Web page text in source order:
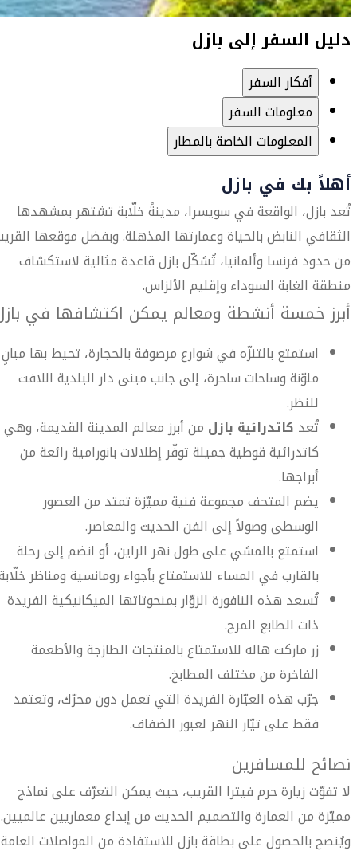
دليل السفر إلى بازل
أفكار السفر
معلومات السفر
المعلومات الخاصة بالمطار
أهلاً بك في بازل
تُعد بازل، الواقعة في سويسرا، مدينةً خلّابة تشتهر بمشهدها
الثقافي النابض بالحياة وعمارتها المذهلة. وبفضل موقعها
من حدود فرنسا وألمانيا، تُشكّل بازل قاعدة مثالية لاستكشاف
منطقة الغابة السوداء وإقليم الألزاس.
أبرز خمسة أنشطة ومعالم يمكن اكتشافها في
استمتع بالتنزّه في شوارع مرصوفة بالحجارة، تحيط بها مبانٍ
ملوّنة وساحات ساحرة، إلى جانب مبنى دار البلدية اللافت
للنظر.
تُعد كاتدرائية بازل من أبرز معالم المدينة القديمة، وهي
كاتدرائية قوطية جميلة توفّر إطلالات بانورامية رائعة من
أبراجها.
يضم المتحف مجموعة فنية مميّزة تمتد من العصور
الوسطى وصولاً إلى الفن الحديث والمعاصر.
استمتع بالمشي على طول نهر الراين، أو انضم إلى رحلة
بالقارب في المساء للاستمتاع بأجواء رومانسية ومناظر
تُسعد هذه النافورة الزوّار بمنحوتاتها الميكانيكية الفريدة
ذات الطابع المرح.
زر ماركت هاله للاستمتاع بالمنتجات الطازجة والأطعمة
الفاخرة من مختلف المطابخ.
جرّب هذه العبّارة الفريدة التي تعمل دون محرّك، وتعتمد
فقط على تيّار النهر لعبور الضفاف.
نصائح للمسافرين
لا تفوّت زيارة حرم فيترا القريب، حيث يمكن التعرّف على نماذج
مميّزة من العمارة والتصميم الحديث من إبداع معماريين عالميين.
ويُنصح بالحصول على بطاقة بازل للاستفادة من المواصلات العامة